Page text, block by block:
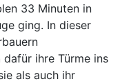
33 Minuten in
ging. In dieser
ihre Türme ins
als auch ihr